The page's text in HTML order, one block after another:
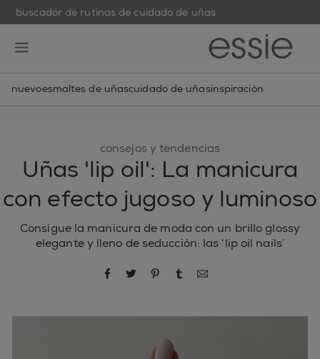
buscador de rutinas de cuidado de uñas
nuevoesmaltes de uñascuidado de uñasinspiración
consejos y tendencias
Uñas 'lip oil': La manicura
con efecto jugoso y luminoso
Consigue la manicura de moda con un brillo glossy
elegante y lleno de seducción: las ‘lip oil nails’
compartir por Facebook
compartir por Twitter
compartir por Pinterest
compartir por Tumblr
compartir por